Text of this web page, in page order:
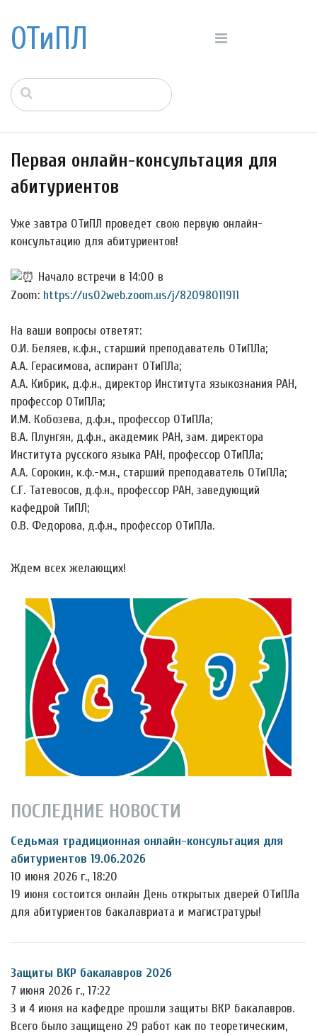
ОТиПЛ
Первая онлайн-консультация для
абитуриентов
Уже завтра ОТиПЛ проведет свою первую онлайн-
консультацию для абитуриентов!
Начало встречи в 14:00 в
Zoom: https://us02web.zoom.us/j/82098011911
На ваши вопросы ответят:
О.И. Беляев, к.ф.н., старший преподаватель ОТиПЛа;
А.А. Герасимова, аспирант ОТиПЛа;
А.А. Кибрик, д.ф.н., директор Института языкознания РАН,
профессор ОТиПЛа;
И.М. Кобозева, д.ф.н., профессор ОТиПЛа;
В.А. Плунгян, д.ф.н., академик РАН, зам. директора
Института русского языка РАН, профессор ОТиПЛа;
А.А. Сорокин, к.ф.-м.н., старший преподаватель ОТиПЛа;
С.Г. Татевосов, д.ф.н., профессор РАН, заведующий
кафедрой ТиПЛ;
О.В. Федорова, д.ф.н., профессор ОТиПЛа.
Ждем всех желающих!
ПОСЛЕДНИЕ НОВОСТИ
Седьмая традиционная онлайн-консультация для
абитуриентов 19.06.2026
10 июня 2026 г., 18:20
19 июня состоится онлайн День открытых дверей ОТиПЛа
для абитуриентов бакалавриата и магистратуры!
Защиты ВКР бакалавров 2026
7 июня 2026 г., 17:22
3 и 4 июня на кафедре прошли защиты ВКР бакалавров.
Всего было защищено 29 работ как по теоретическим,